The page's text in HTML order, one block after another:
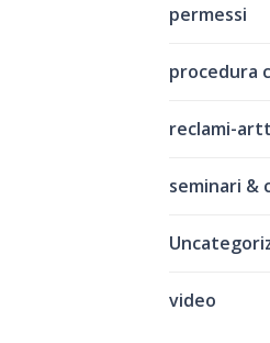
permessi
procedura
reclami-
seminari &
video